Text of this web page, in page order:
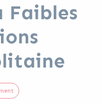
Faibles